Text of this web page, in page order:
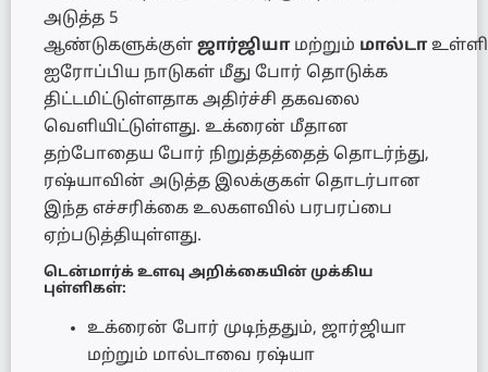
அடுத்த 5
ஆண்டுகளுக்குள் ஜார்ஜியாமற்றும் மால்டா
ஐரோப்பிய நாடுகள் மீது போர் தொடுக்க
திட்டமிட்டுள்ளதாக அதிர்ச்சி தகவலை
வெளியிட்டுள்ளது. உக்ரைன் மீதான
தற்போதைய போர் நிறுத்தத்தைத் தொடர்ந்து,
ரஷ்யாவின் அடுத்த இலக்குகள் தொடர்பான
இந்த எச்சரிக்கை உலகளவில் பரபரப்பை
ஏற்படுத்தியுள்ளது.
டென்மார்க் உளவு அறிக்கையின் முக்கிய
புள்ளிகள்:
உக்ரைன் போர் முடிந்ததும், ஜார்ஜியா
மற்றும் மால்டாவை ரஷ்யா